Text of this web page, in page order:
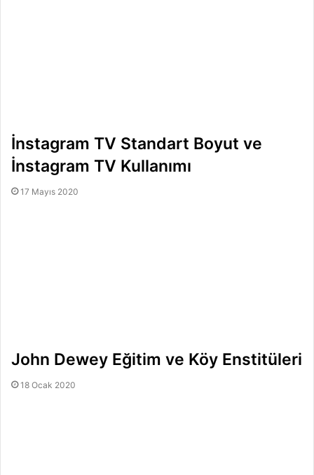
İnstagram TV Standart Boyut ve
İnstagram TV Kullanımı
17 Mayıs 2020
John Dewey Eğitim ve Köy Enstitüleri
18 Ocak 2020